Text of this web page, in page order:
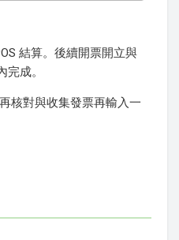
結算。後續開票開立與
完成。
核對與收集發票再輸入一